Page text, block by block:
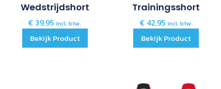
Wedstrijdshort
€ 39,95 incl. btw.
Bekijk Product
Trainingsshort
€42,95 incl. btw.
Bekijk Product